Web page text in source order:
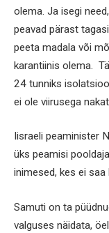
olema. Ja isegi
peavad pärast
peeta madala või
karantiinis olema.
24 tunniks
ei ole viirusega
Iisraeli peaminister
üks peamisi
inimesed, kes ei saa
Samuti on ta
valguses näidata,